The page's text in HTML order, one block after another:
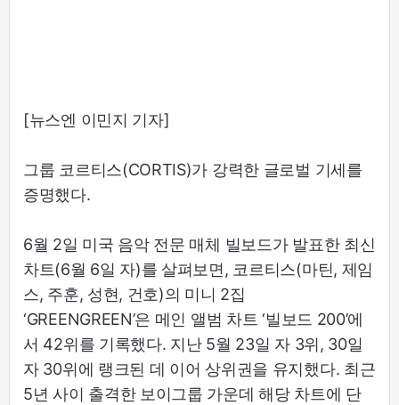
[뉴스엔 이민지 기자]
그룹 코르티스(CORTIS)가 강력한 글로벌 기세를
증명했다.
6월 2일 미국 음악 전문 매체 빌보드가 발표한 최신
차트(6월 6일 자)를 살펴보면, 코르티스(마틴, 제임
스, 주훈, 성현, 건호)의 미니 2집
‘GREENGREEN’은 메인 앨범 차트 ‘빌보드 200’에
서 42위를 기록했다. 지난 5월 23일 자 3위, 30일
자 30위에 랭크된 데 이어 상위권을 유지했다. 최근
5년 사이 출격한 보이그룹 가운데 해당 차트에 단